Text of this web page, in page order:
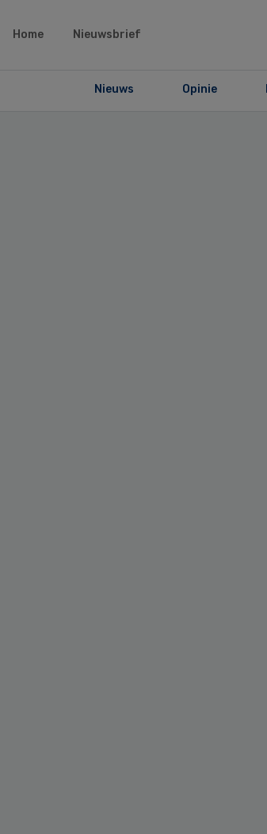
Home Nieuwsbrief
Nieuws Opinie